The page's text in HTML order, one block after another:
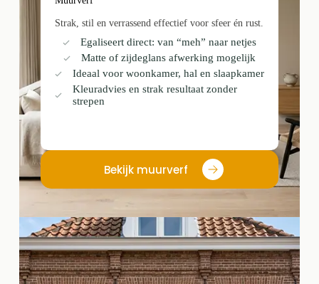
Strak, stil en verrassend effectief voor sfeer én rust.
Egaliseert direct: van “meh” naar netjes
Matte of zijdeglans afwerking mogelijk
Ideaal voor woonkamer, hal en slaapkamer
Kleuradvies en strak resultaat zonder
strepen
Bekijk muurverf